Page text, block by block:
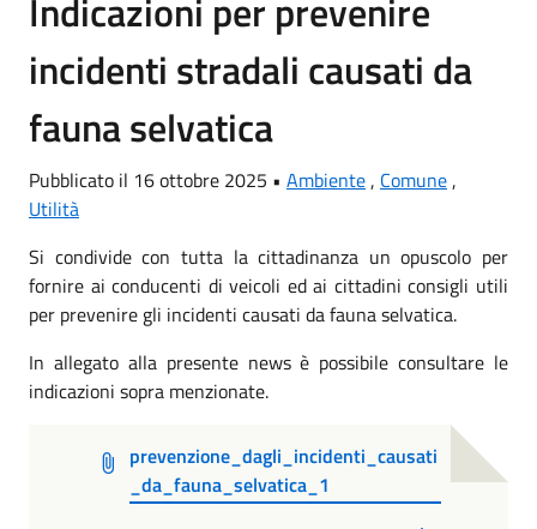
Indicazioni per prevenire
incidenti stradali causati da
fauna selvatica
Pubblicato il 16 ottobre 2025 • Ambiente, Comune,
Utilità
Si condivide con tutta la cittadinanza un opuscolo per
fornire ai conducenti di veicoli ed ai cittadini consigli utili
per prevenire gli incidenti causati da fauna selvatica.
In allegato alla presente news è possibile consultare le
indicazioni sopra menzionate.
prevenzione_dagli_incidenti_causati
_da_fauna_selvatica_1